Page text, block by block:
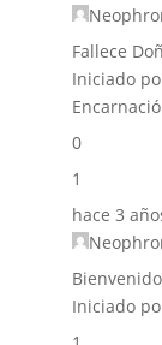
Fallece
Iniciado
0
1
hace 3
Iniciado